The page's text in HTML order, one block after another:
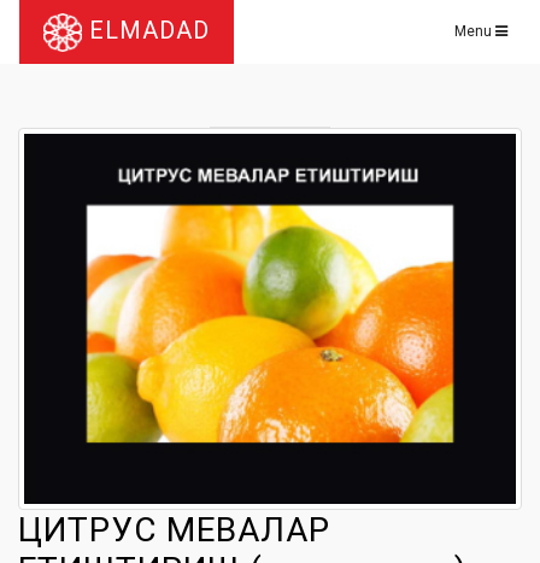
ELMADAD Menu
ЦИТРУС МЕВАЛАР